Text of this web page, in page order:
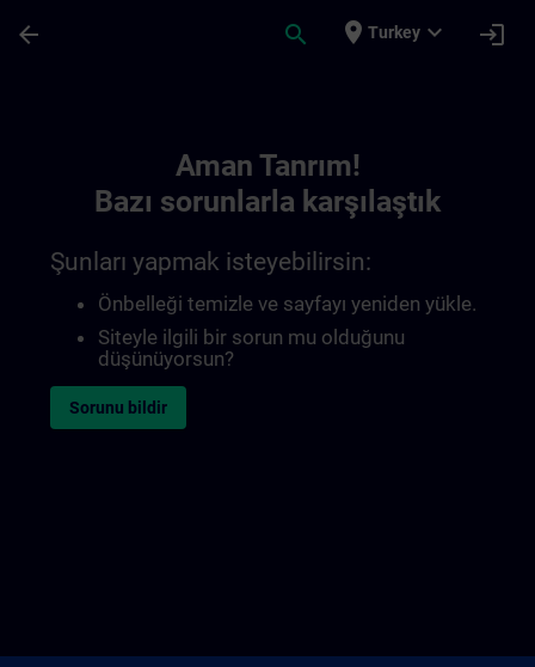
arrow_back search place Turkey expand_more login
Aman Tanrım!
Bazı sorunlarla karşılaştık
Şunları yapmak isteyebilirsin:
Önbelleği temizle ve sayfayı yeniden yükle.
Siteyle ilgili bir sorun mu olduğunu
düşünüyorsun?
Sorunu bildir